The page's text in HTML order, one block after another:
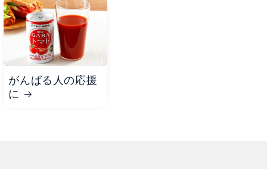
がんばる人の応援
に